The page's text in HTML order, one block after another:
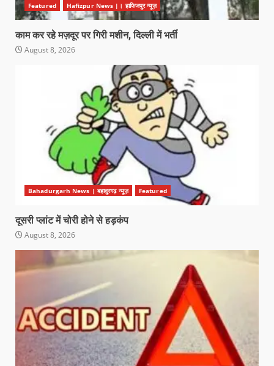
Featured Hafizpur News |। हाफिजपुर न्यूज़
काम कर रहे मज़दूर पर गिरी मशीन, दिल्ली में भर्ती
August 8, 2026
Bahadurgarh News | बहादुरगढ़ न्यूज़ Featured
दूसरी प्लांट में चोरी होने से हड़कंप
August 8, 2026